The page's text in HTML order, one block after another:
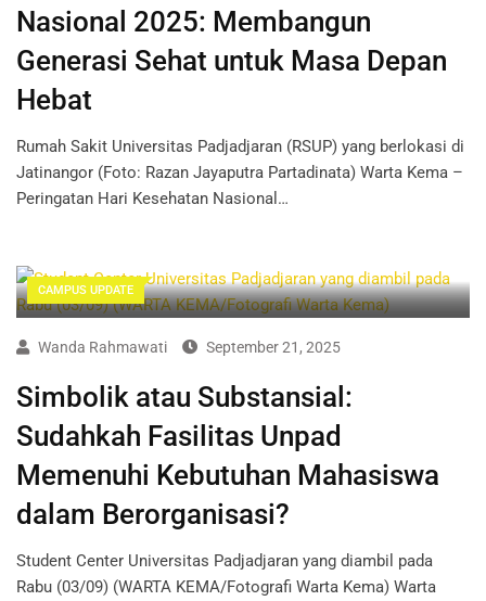
Nasional 2025: Membangun
Generasi Sehat untuk Masa Depan
Hebat
Rumah Sakit Universitas Padjadjaran (RSUP) yang berlokasi di
Jatinangor (Foto: Razan Jayaputra Partadinata) Warta Kema –
Peringatan Hari Kesehatan Nasional…
CAMPUS UPDATE
Wanda Rahmawati September 21, 2025
Simbolik atau Substansial:
Sudahkah Fasilitas Unpad
Memenuhi Kebutuhan Mahasiswa
dalam Berorganisasi?
Student Center Universitas Padjadjaran yang diambil pada
Rabu (03/09) (WARTA KEMA/Fotografi Warta Kema) Warta